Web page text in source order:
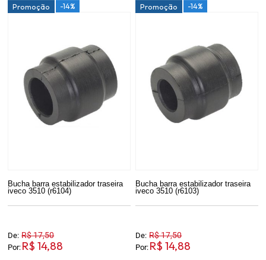
Promoção -14%
Bucha barra estabilizador traseira
iveco 3510 (r6104)
De: R$ 17,50
Por: R$ 14,88
Promoção -14%
Bucha barra estabilizador traseira
iveco 3510 (r6103)
De: R$ 17,50
Por: R$ 14,88